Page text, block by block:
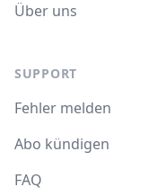
Über uns
SUPPORT
Fehler melden
Abo kündigen
FAQ